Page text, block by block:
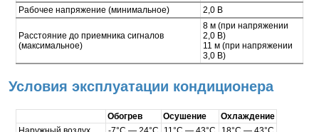
Рабочее напряжение (минимальное)
2,0 В
Расстояние до приемника сигналов
(максимальное)
8 м (при напряжении
2,0 В)
11 м (при напряжении
3,0 В)
Условия эксплуатации кондиционера
Обогрев Осушение
Охлаждение